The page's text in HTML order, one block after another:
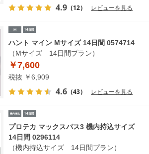
4.9 （12） レビューを見る
ハント マイン Mサイズ 14日間 0574714
（Mサイズ 14日間プラン）
￥7,600
税抜 ￥6,909
4.6 （43） レビューを見る
プロテカ マックスパス3 機内持込サイズ
14日間 0296114
（機内持込サイズ 14日間プラン）